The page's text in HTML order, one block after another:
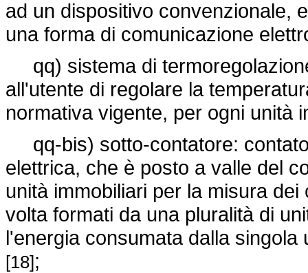
ad un dispositivo convenzionale,
una forma di comunicazione
qq) sistema di
all'utente di regolare la
normativa vigente, per ogni unità
qq-bis) sotto-contatore:
elettrica, che è posto a valle del
unità immobiliari per la misura
volta formati da una pluralità di
l'energia consumata dalla
[18];